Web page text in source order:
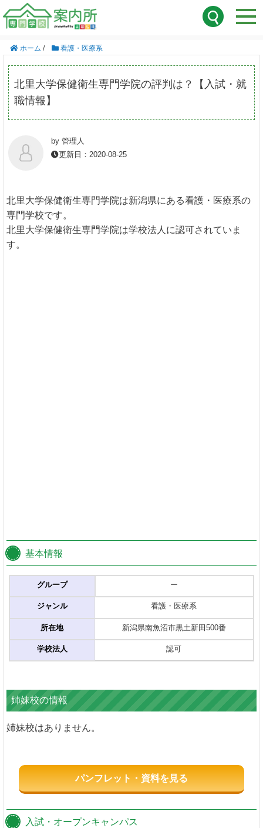
ホーム / 看護・医療系
北里大学保健衛生専門学院の評判は？【入試・就
職情報】
by 管理人
更新日：2020-08-25
北里大学保健衛生専門学院は新潟県にある看護・医療系の
専門学校です。
北里大学保健衛生専門学院は学校法人に認可されていま
す。
基本情報
グループ
ジャンル
所在地
学校法人
ー
看護・医療系
新潟県南魚沼市黒土新田500番
認可
姉妹校の情報
姉妹校はありません。
パンフレット・資料を見る
入試・オープンキャンパス